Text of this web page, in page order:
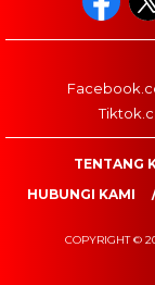
TENTANG
HUBUNGI KAMI
COPYRIGHT ©